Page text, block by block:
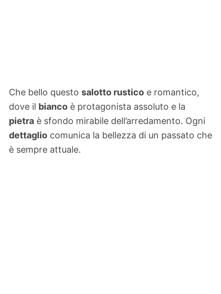
Che bello questo salotto rustico e romantico,
dove il bianco è protagonista assoluto e la
pietra è sfondo mirabile dell’arredamento. Ogni
dettaglio comunica la bellezza di un passato che
è sempre attuale.